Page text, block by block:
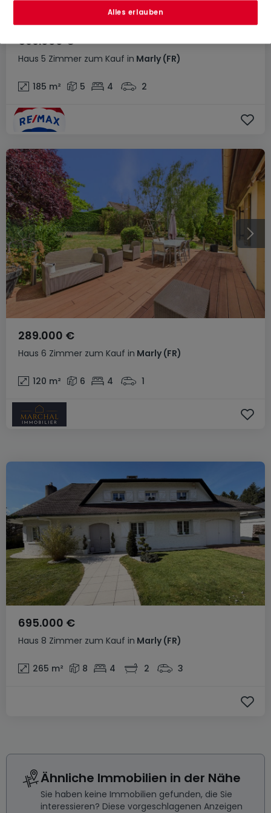
Haus 5 Zimmer zum Kauf in Marly (FR)
599.000 €
185 m² 5 4 2
Haus 6 Zimmer zum Kauf in Marly (FR)
289.000 €
120 m² 6 4 1
Haus 8 Zimmer zum Kauf in Marly (FR)
695.000 €
265 m² 8 4 2 3
Ähnliche Immobilien in der Nähe
Sie haben keine Immobilien gefunden, die Sie
interessieren? Diese vorgeschlagenen Anzeigen
Alles erlauben